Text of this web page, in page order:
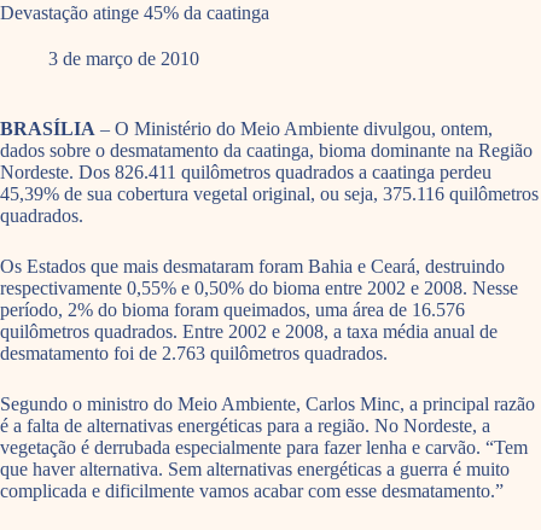
Devastação atinge 45% da caatinga
3 de março de 2010
BRASÍLIA – O Ministério do Meio Ambiente divulgou, ontem,
dados sobre o desmatamento da caatinga, bioma dominante na Região
Nordeste. Dos 826.411 quilômetros quadrados a caatinga perdeu
45,39% de sua cobertura vegetal original, ou seja, 375.116 quilômetros
quadrados.
Os Estados que mais desmataram foram Bahia e Ceará, destruindo
respectivamente 0,55% e 0,50% do bioma entre 2002 e 2008. Nesse
período, 2% do bioma foram queimados, uma área de 16.576
quilômetros quadrados. Entre 2002 e 2008, a taxa média anual de
desmatamento foi de 2.763 quilômetros quadrados.
Segundo o ministro do Meio Ambiente, Carlos Minc, a principal razão
é a falta de alternativas energéticas para a região. No Nordeste, a
vegetação é derrubada especialmente para fazer lenha e carvão. “Tem
que haver alternativa. Sem alternativas energéticas a guerra é muito
complicada e dificilmente vamos acabar com esse desmatamento.”